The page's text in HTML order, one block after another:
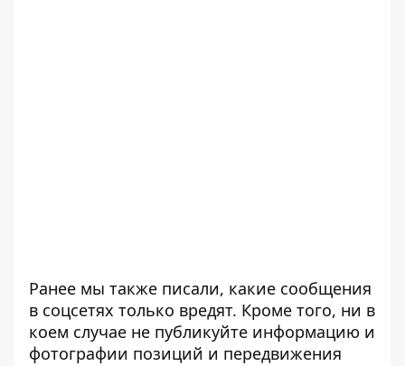
Ранее мы также писали, какие сообщения
в соцсетях только вредят. Кроме того, ни в
коем случае не публикуйте информацию и
фотографии позиций и передвижения